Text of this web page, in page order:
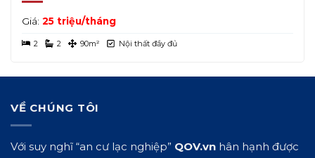
Giá: 25 triệu/tháng
2 2 90m² Nội thất đầy đủ
VỀ CHÚNG TÔI
Với suy nghĩ “an cư lạc nghiệp” QOV.vn hân hạnh được